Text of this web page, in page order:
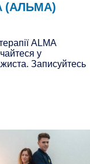
(АЛЬМА)
ALMA
у
Записуйтесь